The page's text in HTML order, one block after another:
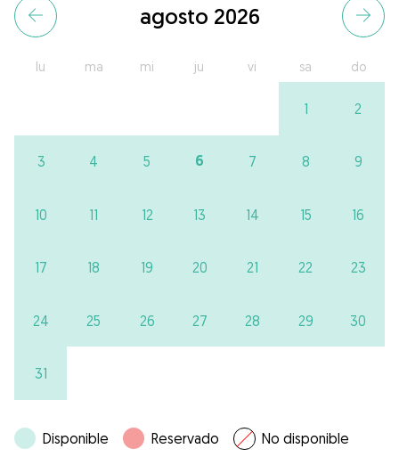
agosto 2026
lu ma mi ju vi sa do
1 2
3 4 5 6 7 8 9
10 11 12 13 14 15 16
17 18 19 20 21 22 23
24 25 26 27 28 29 30
31
Disponible Reservado No disponible